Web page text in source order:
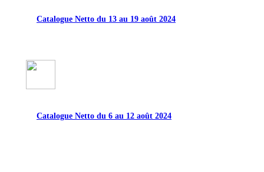
Catalogue Netto du 13 au 19 août 2024
Catalogue Netto du 6 au 12 août 2024